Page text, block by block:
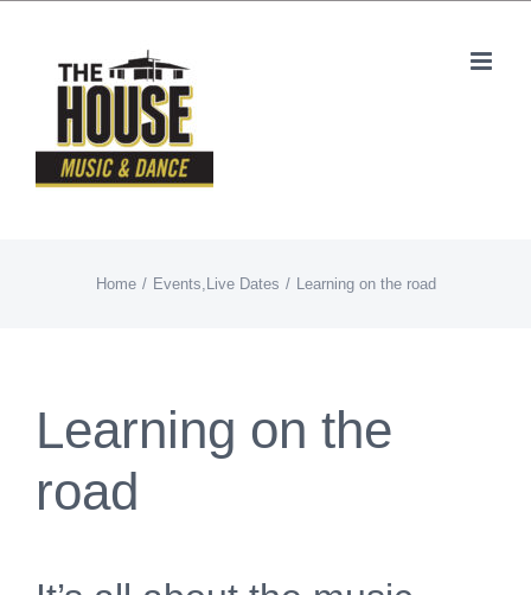
content
Home Events, Live Dates Learning on the road
Learning on the
road